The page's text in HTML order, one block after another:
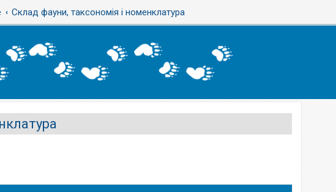
Склад фауни, таксономія і номенклатура